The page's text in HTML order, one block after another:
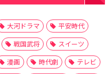
大河ドラマ
平安時代
戦国武将
スイーツ
漫画 時代劇
テレビ